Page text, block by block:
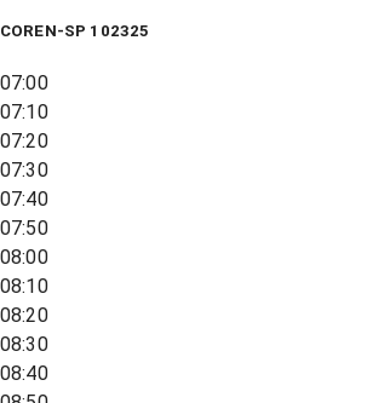
COREN-SP 102325
07:00
07:10
07:20
07:30
07:40
07:50
08:00
08:10
08:20
08:30
08:40